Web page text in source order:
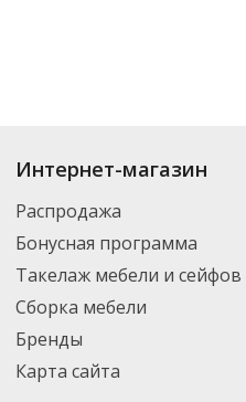
Купить
Вы можете выбрать нужный
партнерской транспортной
Интернет-магазин
Распродажа
Бонусная программа
Такелаж мебели и сейфов
Сборка мебели
Бренды
Карта сайта